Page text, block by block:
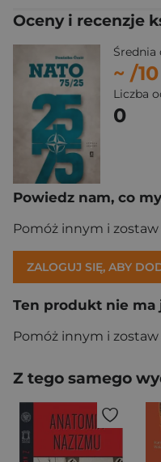
Oceny i recenzje
Średnia
~ /10
Liczba
0
Powiedz nam, co
Pomóż innym i zostaw
ZALOGUJ SIĘ, ABY
Ten produkt nie ma
Pomóż innym i zostaw
Z tego samego